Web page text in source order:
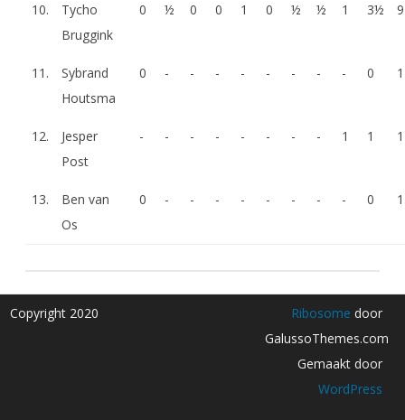
10.
Tycho
Bruggink
0 ½ 0 0 1 0 ½ ½ 1 3½ 9
11.
Sybrand
Houtsma
0 - - - - - - - - 0 1
12.
Jesper
Post
- - - - - - - - 1 1 1
13.
Ben van
Os
0 - - - - - - - - 0 1
Copyright 2020 Ribosome door
GalussoThemes.com
Gemaakt door
WordPress